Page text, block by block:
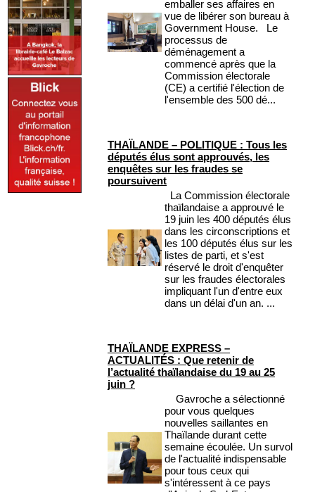
emballer ses affaires en
vue de libérer son bureau à
Government House. Le
processus de
déménagement a
commencé après que la
Commission électorale
(CE) a certifié l'élection de
l'ensemble des 500 dé...
THAÏLANDE – POLITIQUE : Tous les
députés élus sont approuvés, les
enquêtes sur les fraudes se
poursuivent
La Commission électorale
thaïlandaise a approuvé le
19 juin les 400 députés élus
dans les circonscriptions et
les 100 députés élus sur les
listes de parti, et s'est
réservé le droit d'enquêter
sur les fraudes électorales
impliquant l'un d'entre eux
dans un délai d'un an. ...
THAÏLANDE EXPRESS –
ACTUALITÉS : Que retenir de
l’actualité thaïlandaise du 19 au 25
juin ?
Gavroche a sélectionné
pour vous quelques
nouvelles saillantes en
Thaïlande durant cette
semaine écoulée. Un survol
de l'actualité indispensable
pour tous ceux qui
s'intéressent à ce pays